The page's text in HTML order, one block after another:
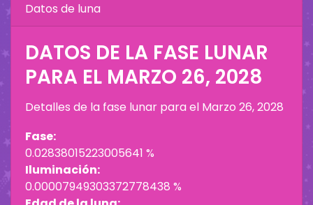
Datos de luna
DATOS DE LA FASE LUNAR
PARA EL MARZO 26, 2028
Detalles de la fase lunar para el Marzo 26, 2028
Fase:
0.02838015223005641 %
Iluminación:
0.00007949303372778438 %